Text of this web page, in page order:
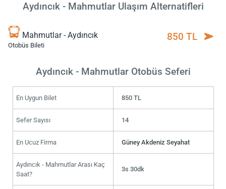
Aydıncık - Mahmutlar Ulaşım Alternatifleri
Mahmutlar - Aydıncık
Otobüs Bileti
850 TL
Aydıncık - Mahmutlar Otobüs Seferi
En Uygun Bilet 850 TL
Sefer Sayısı 14
En Ucuz Firma Güney Akdeniz Seyahat
Aydıncık - Mahmutlar Arası Kaç
Saat?
3s 30dk